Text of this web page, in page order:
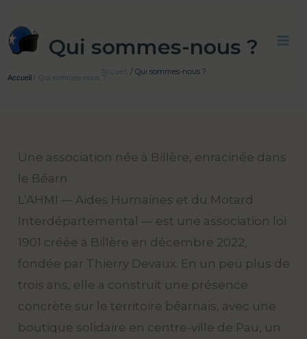
au
contenu
Accueil Qui sommes-nous ?
Qui sommes-nous ?
Accueil Qui sommes-nous ?
Une association née à Billère, enracinée dans
le Béarn
L’AHMI — Aides Humaines et du Motard
Interdépartemental — est une association loi
1901 créée à Billère en décembre 2022,
fondée par Thierry Devaux. En un peu plus de
trois ans, elle a construit une présence
concrète sur le territoire béarnais, avec une
boutique solidaire en centre-ville de Pau, un